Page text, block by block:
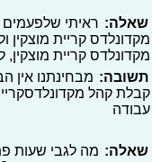
שאלה: ראיתי
מקדונלדס קריית מוצקין
מקדונלדס קריית מוצקין,
תשובה: מבחינתנו אין
קבלת קהל
עבודה
שאלה: מה לגבי שעות